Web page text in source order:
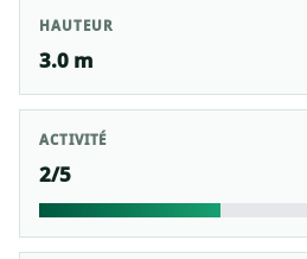
HAUTEUR
3.0 m
ACTIVITÉ
2/5